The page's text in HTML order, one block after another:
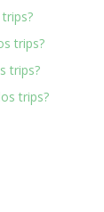
trips?
trips?
trips?